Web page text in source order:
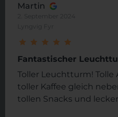
Martin
Fantastischer
Toller Leuchtturm! Tolle
toller Kaffee gleich
tollen Snacks und